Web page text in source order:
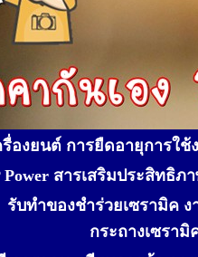
องยนต์ การยืดอายุการใ
Power สารเสริมประสิทธิ
รับทำของชำร่วยเซรามิค
กระถางเซรา